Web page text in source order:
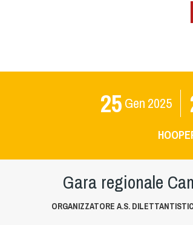
25 Gen 2025
Gara regionale
ORGANIZZATORE A.S.